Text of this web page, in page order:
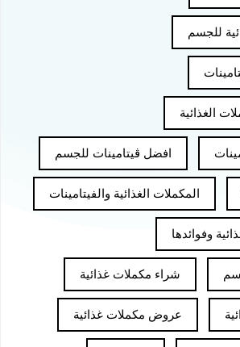
للجسم
الغذائية
افضل ڤيتامينات للجسم
المكملات الغذائية والفيتامينات
وفوائدها
شراء مكملات غذائية
عروض مكملات غذائية